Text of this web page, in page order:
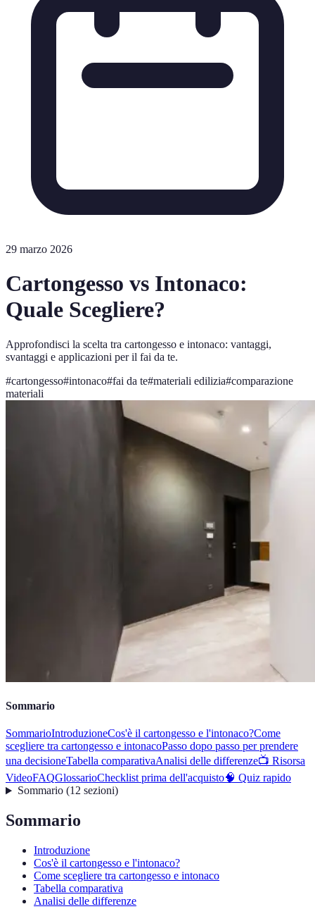
29 marzo 2026
Cartongesso vs Intonaco:
Quale Scegliere?
Approfondisci la scelta tra cartongesso e intonaco: vantaggi,
svantaggi e applicazioni per il fai da te.
#cartongesso#intonaco#fai da te#materiali edilizia#comparazione
materiali
Sommario
SommarioIntroduzioneCos'è il cartongesso e l'intonaco?Come
scegliere tra cartongesso e intonacoPasso dopo passo per prendere
una decisioneTabella comparativaAnalisi delle differenze📺 Risorsa
VideoFAQGlossarioChecklist prima dell'acquisto🧠 Quiz rapido
Sommario(12 sezioni)
Sommario
Introduzione
Cos'è il cartongesso e l'intonaco?
Come scegliere tra cartongesso e intonaco
Tabella comparativa
Analisi delle differenze